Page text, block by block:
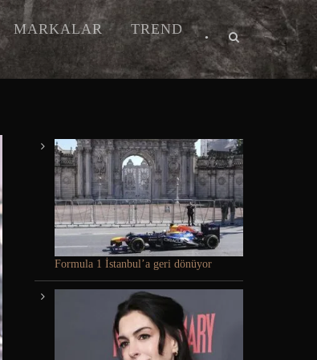
MARKALAR TREND
•
Formula 1 İstanbul’a geri dönüyor